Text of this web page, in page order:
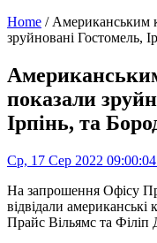
Home / Американським
зруйновані Гостомель,
показали
Ірпінь, та
Ср, 17 Сер 2022
На запрошення Офісу
відвідали
Прайс Вільямс та